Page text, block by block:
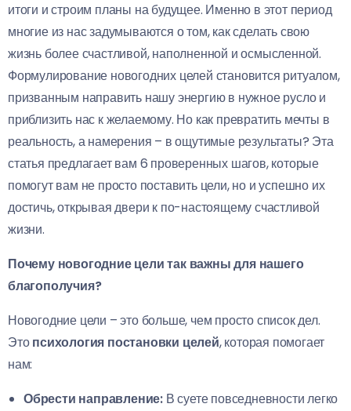
итоги и строим планы на будущее. Именно в этот период
многие из нас задумываются о том, как сделать свою
жизнь более счастливой, наполненной и осмысленной.
Формулирование новогодних целей становится ритуалом,
призванным направить нашу энергию в нужное русло и
приблизить нас к желаемому. Но как превратить мечты в
реальность, а намерения – в ощутимые результаты? Эта
статья предлагает вам 6 проверенных шагов, которые
помогут вам не просто поставить цели, но и успешно их
достичь, открывая двери к по-настоящему счастливой
жизни.
Почему новогодние цели так важны для нашего
благополучия?
Новогодние цели – это больше, чем просто список дел.
Этопсихология постановки целей, которая помогает
нам:
Обрести направление: В суете повседневности легко